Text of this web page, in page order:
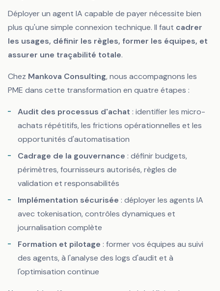
Déployer un agent IA capable de payer nécessite bien
plus qu'une simple connexion technique. Il faut cadrer
les usages, définir les règles, former les équipes, et
assurer une traçabilité totale.
Chez Mankova Consulting, nous accompagnons les
PME dans cette transformation en quatre étapes :
Audit des processus d'achat : identifier les micro-
achats répétitifs, les frictions opérationnelles et les
opportunités d'automatisation
Cadrage de la gouvernance : définir budgets,
périmètres, fournisseurs autorisés, règles de
validation et responsabilités
Implémentation sécurisée : déployer les agents IA
avec tokenisation, contrôles dynamiques et
journalisation complète
Formation et pilotage : former vos équipes au suivi
des agents, à l'analyse des logs d'audit et à
l'optimisation continue